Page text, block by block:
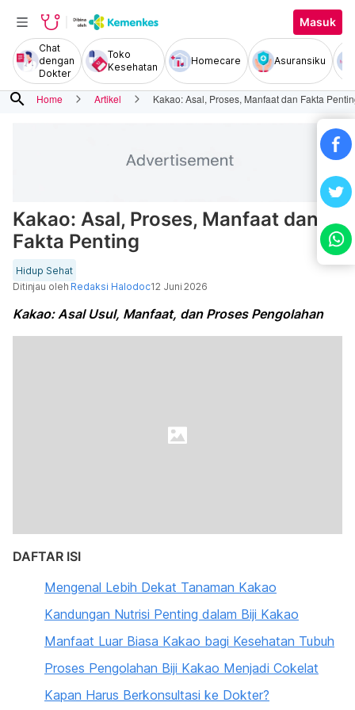
Masuk
Chat
dengan
Dokter
Toko
Kesehatan
Homecare Asuransiku
search Home Artikel Kakao: Asal, Proses, Manfaat dan Fakta
Kakao: Asal, Proses, Manfaat dan
Fakta Penting
Hidup Sehat
Ditinjau oleh Redaksi Halodoc12 Juni 2026
Kakao: Asal Usul, Manfaat, dan Proses Pengolahan
DAFTAR ISI
Mengenal Lebih Dekat Tanaman Kakao
Kandungan Nutrisi Penting dalam Biji Kakao
Manfaat Luar Biasa Kakao bagi Kesehatan Tubuh
Proses Pengolahan Biji Kakao Menjadi Cokelat
Kapan Harus Berkonsultasi ke Dokter?